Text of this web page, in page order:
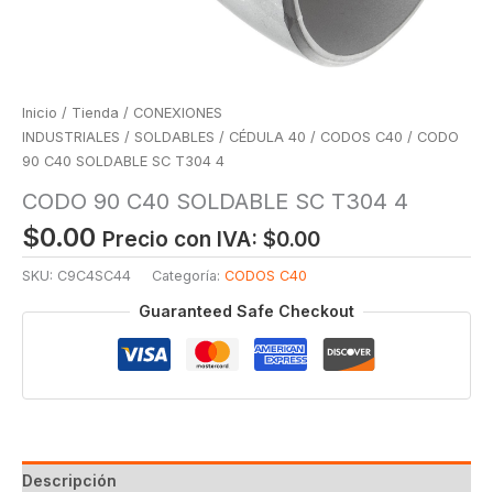
Inicio / Tienda / CONEXIONES
INDUSTRIALES / SOLDABLES / CÉDULA 40 / CODOS C40 / CODO
90 C40 SOLDABLE SC T304 4
CODO 90 C40 SOLDABLE SC T304 4
$0.00 Precio con IVA: $0.00
SKU: C9C4SC44 Categoría: CODOS C40
Guaranteed Safe Checkout
Descripción